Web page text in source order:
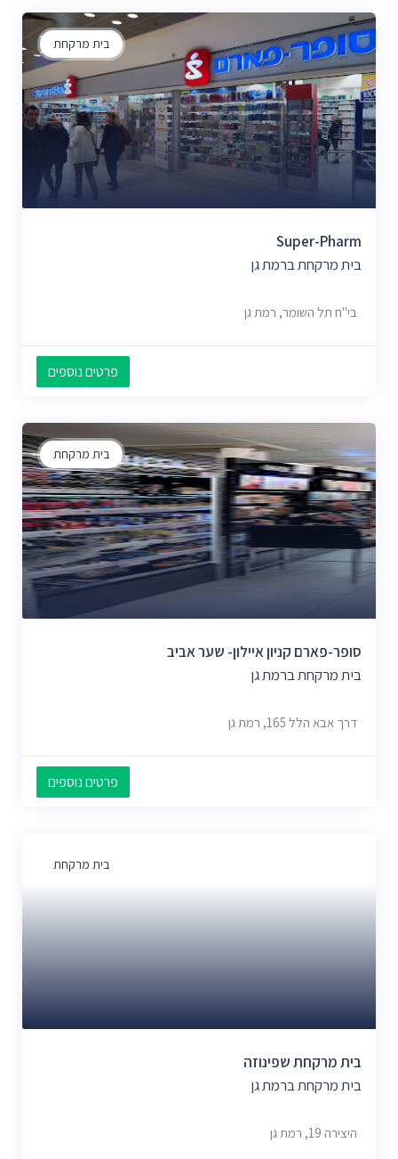
בית מרקחת
Super-Pharm
בית מרקחת ברמת גן
בי"ח תל השומר, רמת גן
פרטים נוספים
בית מרקחת
סופר-פארם קניון איילון- שער אביב
בית מרקחת ברמת גן
דרך אבא הלל 165, רמת גן
פרטים נוספים
בית מרקחת
בית מרקחת שפינוזה
בית מרקחת ברמת גן
היצירה 19, רמת גן